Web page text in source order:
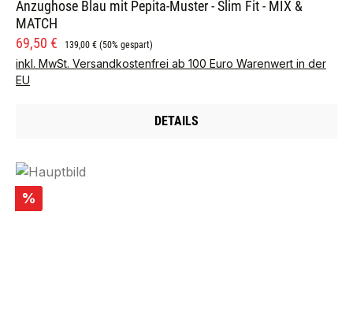
Anzughose Blau mit Pepita-Muster - Slim Fit - MIX &
MATCH
Verkaufspreis:
69,50 € Regulärer Preis:
139,00 € (50% gespart)
inkl. MwSt. Versandkostenfrei ab 100 Euro Warenwert in der
EU
DETAILS
Rabatt
%